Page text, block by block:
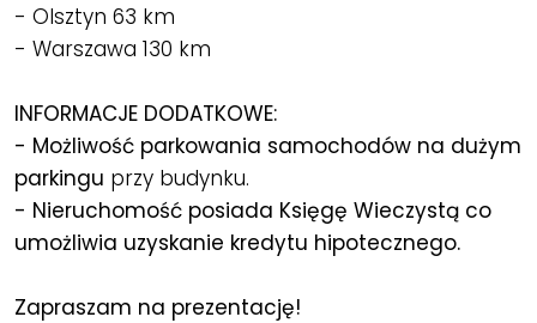
- Olsztyn 63 km
- Warszawa 130 km
INFORMACJE DODATKOWE:
- Możliwość parkowania samochodów na dużym
parkingu przy budynku.
- Nieruchomość posiada Księgę Wieczystą co
umożliwia uzyskanie kredytu hipotecznego.
Zapraszam na prezentację!